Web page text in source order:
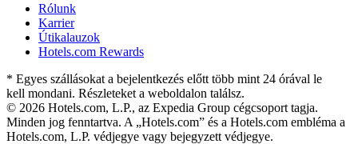
Rólunk
Karrier
Útikalauzok
Hotels.com Rewards
* Egyes szállásokat a bejelentkezés előtt több mint 24 órával le
kell mondani. Részleteket a weboldalon találsz.
© 2026 Hotels.com, L.P., az Expedia Group cégcsoport tagja.
Minden jog fenntartva. A „Hotels.com” és a Hotels.com embléma a
Hotels.com, L.P. védjegye vagy bejegyzett védjegye.